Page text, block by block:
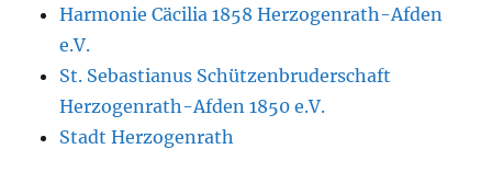
Harmonie Cäcilia 1858 Herzogenrath-Afden
e.V.
St. Sebastianus Schützenbruderschaft
Herzogenrath-Afden 1850 e.V.
Stadt Herzogenrath